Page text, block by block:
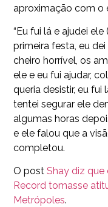
aproximação com o
“Eu fui lá e ajudei
primeira festa, eu
cheiro horrível, os
ele e eu fui ajudar,
queria desistir, eu fui
tentei segurar ele
algumas horas
e ele falou que a
completou.
O post Shay diz que
Record tomasse
Metrópoles.